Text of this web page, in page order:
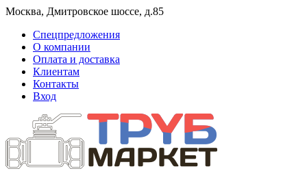
Москва, Дмитровское шоссе, д.85
Спецпредложения
О компании
Оплата и доставка
Клиентам
Контакты
Вход